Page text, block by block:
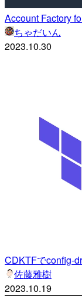
Account Factory
ちゃだいん
2023.10.30
CDKTFでconfig-
佐藤雅樹
2023.10.19